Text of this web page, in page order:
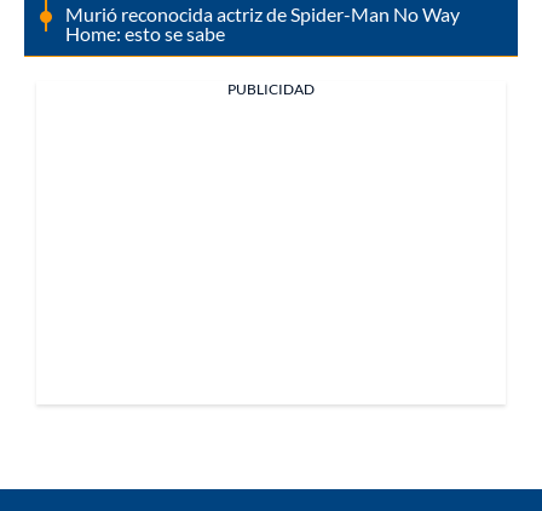
Murió reconocida actriz de Spider-Man No Way
Home: esto se sabe
PUBLICIDAD